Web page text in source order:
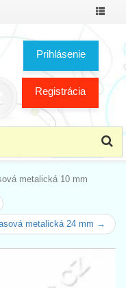
Prepnúť
Prihlásenie
Registrácia
metalická 10 mm
metalická 24 mm →